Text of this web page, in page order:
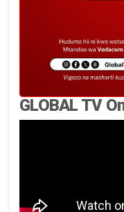
GLOBAL TV